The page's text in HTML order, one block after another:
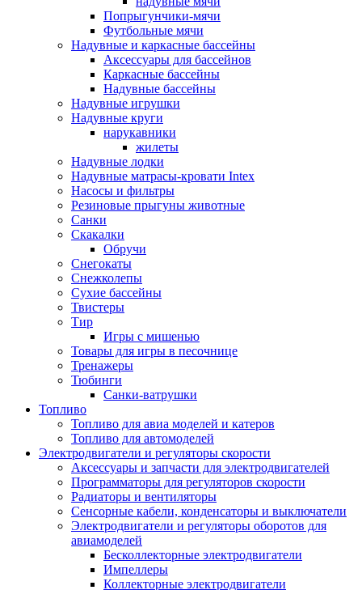
Попрыгунчики-мячи
Футбольные мячи
Надувные и каркасные бассейны
Аксессуары для бассейнов
Каркасные бассейны
Надувные бассейны
Надувные игрушки
Надувные круги
нарукавники
жилеты
Надувные лодки
Надувные матрасы-кровати Intex
Насосы и фильтры
Резиновые прыгуны животные
Санки
Скакалки
Обручи
Снегокаты
Снежколепы
Сухие бассейны
Твистеры
Тир
Игры с мишенью
Товары для игры в песочнице
Тренажеры
Тюбинги
Санки-ватрушки
Топливо
Топливо для авиа моделей и катеров
Топливо для автомоделей
Электродвигатели и регуляторы скорости
Аксессуары и запчасти для электродвигателей
Программаторы для регуляторов скорости
Радиаторы и вентиляторы
Сенсорные кабели, конденсаторы и выключатели
Электродвигатели и регуляторы оборотов для
авиамоделей
Бесколлекторные электродвигатели
Импеллеры
Коллекторные электродвигатели